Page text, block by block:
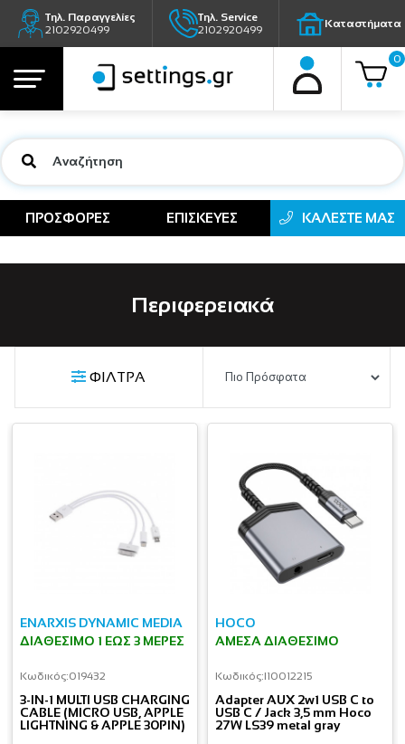
Τηλ. Παραγγελίες
2102920499
Τηλ. Service
2102920499
Καταστήματα
0
ΠΡΟΣΦΟΡΕΣ ΕΠΙΣΚΕΥΕΣ ΚΑΛΕΣΤΕ ΜΑΣ
Περιφερειακά
ΦΙΛΤΡΑ
ENARXIS DYNAMIC MEDIA
ΔΙΑΘΈΣΙΜΟ 1 ΕΩΣ 3 ΜΈΡΕΣ
Κωδικός:019432
3-IN-1 MULTI USB CHARGING
CABLE (MICRO USB, APPLE
LIGHTNING & APPLE 30PIN)
HOCO
ΆΜΕΣΑ ΔΙΑΘΈΣΙΜΟ
Κωδικός:I10012215
Adapter AUX 2w1 USB C to
USB C / Jack 3,5 mm Hoco
27W LS39 metal gray